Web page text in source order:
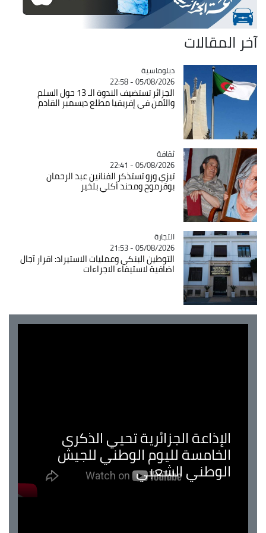
آخر المقالات
Catégorie
دبلوماسية
05/08/2026 - 22:58
الجزائر تستضيف الندوة الـ 13 حول السلم
والأمن في إفريقيا مطلع ديسمبر القادم
Catégorie
ثقافة
05/08/2026 - 22:41
تيزي وزو تستذكر الفنانين عبد الرحمان
بوقرموح ومحند أكلي بلخير
Catégorie
التجارة
05/08/2026 - 21:53
التوطين البنكي وعمليات الاستيراد: اقرار آجال
اضافية لاستيفاء الاجراءات
الإذاعة الجزائرية تحيي الذكرى
الخامسة لليوم الوطني للجيش
الوطني الشعبي